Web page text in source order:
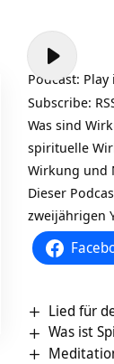
Audio-
Player
Podcast:
Subscribe:
Was sind
spirituelle
Wirkung und
Dieser
zweijährigen
Lied für
Was ist